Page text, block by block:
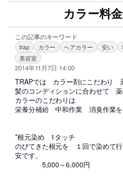
カラー料
この記事のキーワード
trap カラー ヘアカラー 安い
美容室
2014年11月7日 14:00
TRAPでは カラー剤にこだわり
髪のコンディションに合わせて 薬
カラーのこだわりは
栄養分補給 中和作業 消臭作業を
*根元染め 1タッチ
のびてきた根元を １回で染めて
安です。
5,000～6,000円